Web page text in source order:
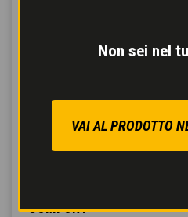
Non sei nel
VAI AL PRODOTTO
COMFORT